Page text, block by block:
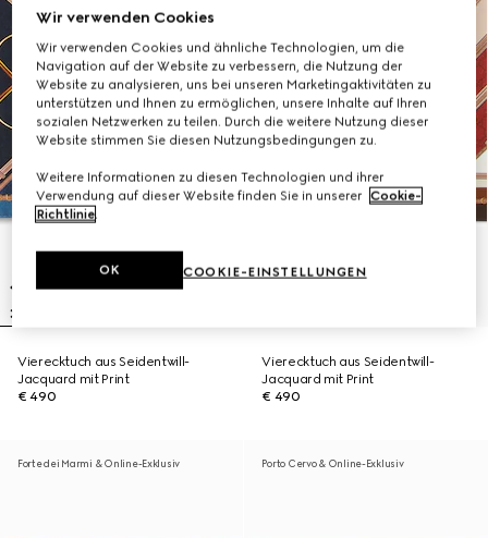
Vierecktuch aus Seidentwill-
Jacquard mit Print
€ 490
Vierecktuch aus Seidentwill-
Jacquard mit Print
€ 490
Forte dei Marmi & Online-Exklusiv Porto Cervo & Online-Exklusiv
Wir verwenden Cookies
Wir verwenden Cookies und ähnliche Technologien, um die
Navigation auf der Website zu verbessern, die Nutzung der
Website zu analysieren, uns bei unseren Marketingaktivitäten zu
unterstützen und Ihnen zu ermöglichen, unsere Inhalte auf Ihren
sozialen Netzwerken zu teilen. Durch die weitere Nutzung dieser
Website stimmen Sie diesen Nutzungsbedingungen zu.
Weitere Informationen zu diesen Technologien und ihrer
Verwendung auf dieser Website finden Sie in unserer Cookie-
Richtlinie.
COOKIE-EINSTELLUNGEN
OK